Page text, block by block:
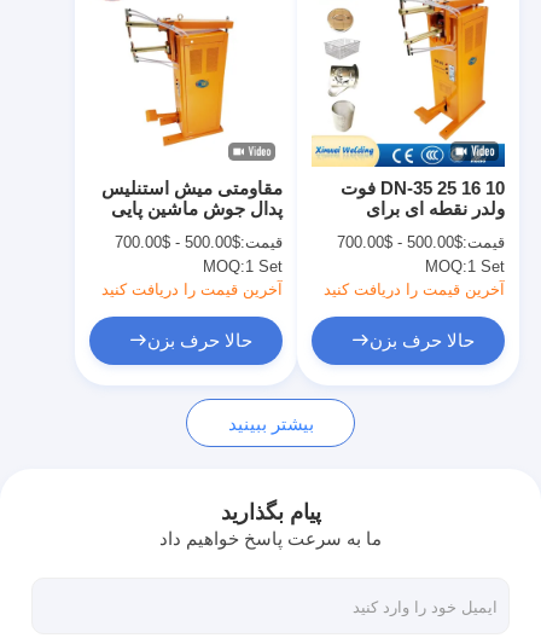
محصولات
دربارهی ما
کارخانه تور
کنترل کیفیت
اخبار
همه موارد
دستگاه جوش نقطه ای قابل حمل
دستگاه جوش نقطه ای ثابت
مقاومتی میش استنلیس
پدال جوش ماشین پایی
قیمت:$500.00 - $700.00
MOQ:1 Set
آخرین قیمت را دریافت کنید
حالا حرف بزن
DN-35 25 16 10 فوت
ولدر نقطه ای برای
قیمت:$500.00 - $700.00
MOQ:1 Set
آخرین قیمت را دریافت کنید
حالا حرف بزن
بیشتر ببینید
پیام بگذارید
ما به سرعت پاسخ خواهیم داد